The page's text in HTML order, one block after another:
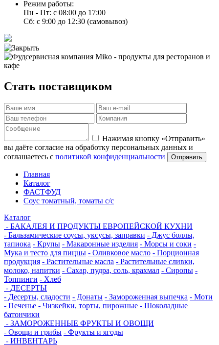
Режим работы:
Пн - Пт: с 08:00 до 17:00
Сб: с 9:00 до 12:30 (самовывоз)
Стать поставщиком
Нажимая кнопку «Отправить»
вы даёте согласие на обработку персональных данных и
соглашаетесь с политикой конфиденциальности Отправить
Главная
Каталог
ФАСТФУД
Соус томатный, томаты с/с
Каталог
- БАКАЛЕЯ И ПРОДУКТЫ ЕВРОПЕЙСКОЙ КУХНИ
- Бальзамические соусы, уксусы, заправки - Джус боллы,
тапиока - Крупы - Макаронные изделия - Морсы и соки -
Мука и тесто для пиццы - Оливковое масло - Порционная
продукция - Растительные масла - Растительные сливки,
молоко, напитки - Сахар, пудра, соль, крахмал - Сиропы -
Топпинги - Хлеб
- ДЕСЕРТЫ
- Десерты, сладости - Донаты - Замороженная выпечка - Моти
- Печенье - Чизкейки, торты, пирожные - Шоколадные
батончики
- ЗАМОРОЖЕННЫЕ ФРУКТЫ И ОВОЩИ
- Овощи и грибы - Фрукты и ягоды
- ИНВЕНТАРЬ